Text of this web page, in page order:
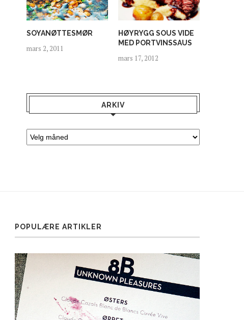
SOYANØTTESMØR
mars 2, 2011
HØYRYGG SOUS VIDE
MED PORTVINSSAUS
mars 17, 2012
ARKIV
POPULÆRE ARTIKLER